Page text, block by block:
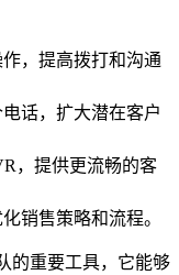
，提高拨打和沟通
话，扩大潜在客户
，提供更流畅的客
销售策略和流程。
的重要工具，它能够